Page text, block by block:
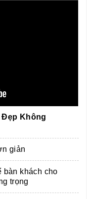
Đẹp Không
giản
bàn khách cho
trọng